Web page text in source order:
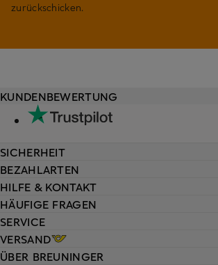
zurückschicken.
HILFE & KONTAKT
HÄUFIGE FRAGEN
SERVICE
VERSAND
KUNDENBEWERTUNG
SICHERHEIT
BEZAHLARTEN
ÜBER BREUNINGER